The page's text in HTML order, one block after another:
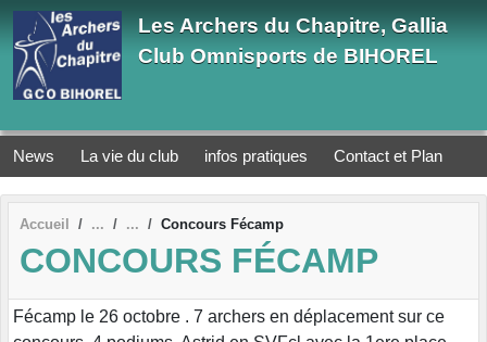
Les Archers du Chapitre, Gallia
Club Omnisports de BIHOREL
News La vie du club infos pratiques Contact et Plan
Accueil Concours Fécamp
CONCOURS FÉCAMP
Fécamp le 26 octobre . 7 archers en déplacement sur ce
Panneau de gestion des cookies